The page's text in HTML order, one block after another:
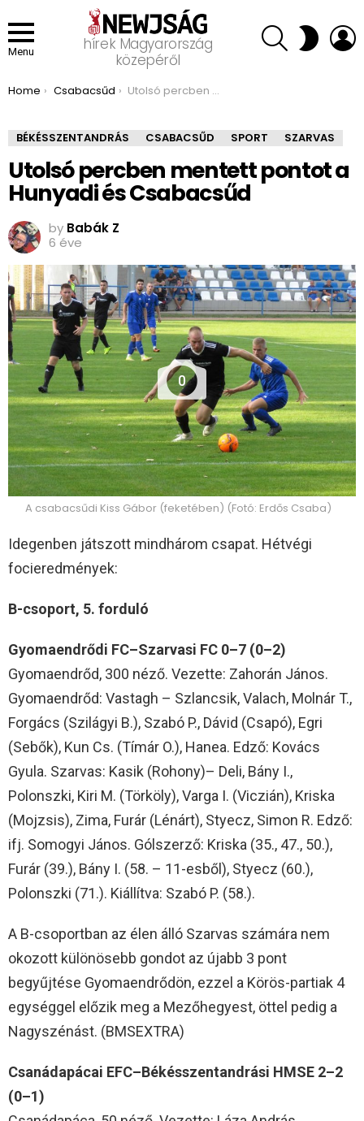
Menu
hírek Magyarország
közepéről
SEARCH SWITCH
SKIN
You are here:
Home Csabacsűd Utolsó percben mentett pontot a Hunyadi és Csabacsűd
BÉKÉSSZENTANDRÁS CSABACSŰD SPORT SZARVAS
Utolsó percben mentett pontot a
Hunyadi és Csabacsűd
by Babák Z
6 éve
0
A csabacsűdi Kiss Gábor (feketében) (Fotó: Erdős Csaba)
Idegenben játszott mindhárom csapat. Hétvégi
focieredmények:
B-csoport, 5. forduló
Gyomaendrődi FC–Szarvasi FC 0–7 (0–2)
Gyomaendrőd, 300 néző. Vezette: Zahorán János.
Gyomaendrőd: Vastagh – Szlancsik, Valach, Molnár T.,
Forgács (Szilágyi B.), Szabó P., Dávid (Csapó), Egri
(Sebők), Kun Cs. (Tímár O.), Hanea. Edző: Kovács
Gyula. Szarvas: Kasik (Rohony)– Deli, Bány I.,
Polonszki, Kiri M. (Törköly), Varga I. (Viczián), Kriska
(Mojzsis), Zima, Furár (Lénárt), Styecz, Simon R. Edző:
ifj. Somogyi János. Gólszerző: Kriska (35., 47., 50.),
Furár (39.), Bány I. (58. – 11-esből), Styecz (60.),
Polonszki (71.). Kiállítva: Szabó P. (58.).
A B-csoportban az élen álló Szarvas számára nem
okozott különösebb gondot az újabb 3 pont
begyűjtése Gyomaendrődön, ezzel a Körös-partiak 4
egységgel előzik meg a Mezőhegyest, öttel pedig a
Nagyszénást. (BMSEXTRA)
Csanádapácai EFC–Békésszentandrási HMSE 2–2
(0–1)